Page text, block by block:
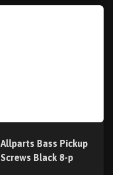
Allparts Bass Pickup
Screws Black 8-p